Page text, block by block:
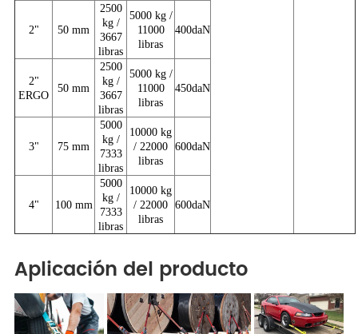
2" 50 mm
2500
kg /
3667
libras
5000 kg /
11000
libras
400daN
2"
ERGO
50 mm
2500
kg /
3667
libras
5000 kg /
11000
libras
450daN
3" 75 mm
5000
kg /
7333
libras
10000 kg
/ 22000
libras
600daN
4" 100 mm
5000
kg /
7333
libras
10000 kg
/ 22000
libras
600daN
Aplicación del producto